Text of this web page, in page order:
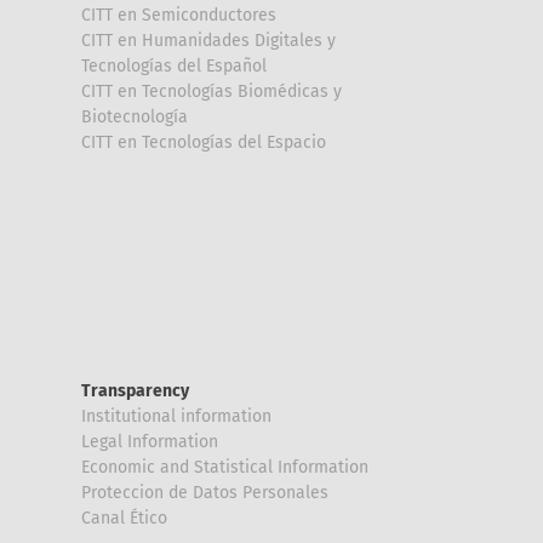
CITT en Semiconductores
CITT en Humanidades Digitales y
Tecnologías del Español
CITT en Tecnologías Biomédicas y
Biotecnología
CITT en Tecnologías del Espacio
Transparency
Institutional information
Legal Information
Economic and Statistical Information
Proteccion de Datos Personales
Canal Ético